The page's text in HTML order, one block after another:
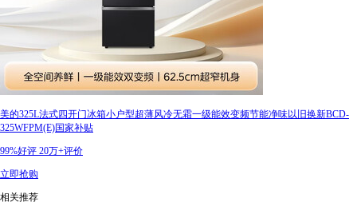
美的325L法式四开门冰箱小户型超薄风冷无霜一级能效变频节能净味以旧换新BCD-
325WFPM(E)国家补贴
99%好评 20万+评价
立即抢购
相关推荐